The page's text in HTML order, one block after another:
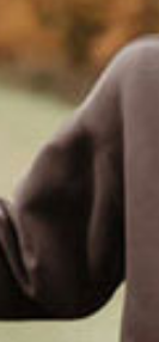
eine besondere